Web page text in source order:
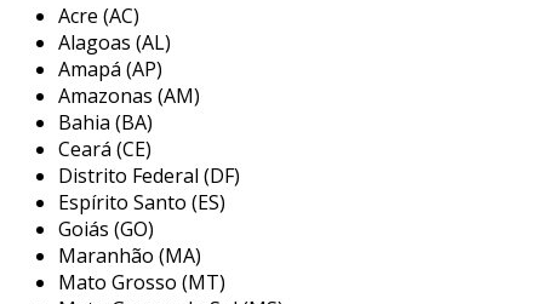
prática e econômica, especialmente para
organizações que buscam reduzir custos com
infraestrutura de ti. por meio desse serviço, é
possível ter acesso a tecnologia atualizada, sem
os encargos financeiros relacionados à compra
e manutenção de equipamentos.
principais aplicações da locação de
notebook
a locação de notebook é uma opção viável para
Acre (AC)
Alagoas (AL)
Amapá (AP)
Amazonas (AM)
Bahia (BA)
Ceará (CE)
Distrito Federal (DF)
Espírito Santo (ES)
Goiás (GO)
Maranhão (MA)
Mato Grosso (MT)